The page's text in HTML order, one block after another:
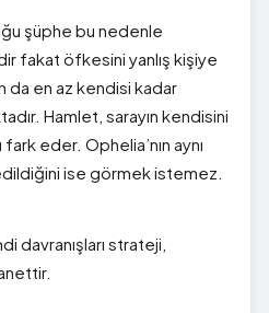
şüphe bu nedenle
fakat öfkesini yanlış kişiye
da en az kendisi kadar
Hamlet, sarayın kendisini
eder. Ophelia’nın aynı
ise görmek istemez.
davranışları strateji,